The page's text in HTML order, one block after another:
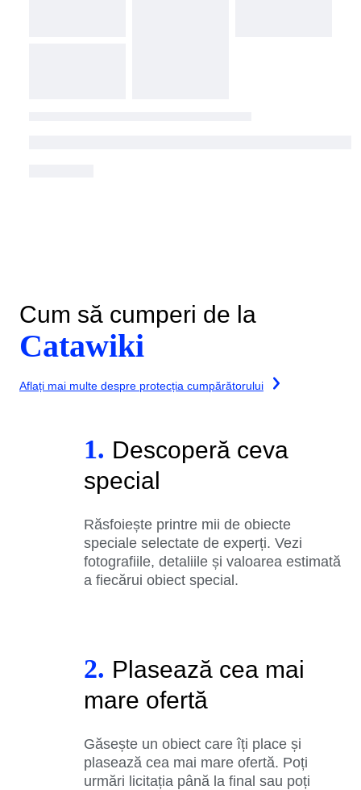
Cum să cumperi de la
Catawiki
Aflați mai multe despre protecția cumpărătorului
1. Descoperă ceva
special
Răsfoiește printre mii de obiecte
speciale selectate de experți. Vezi
fotografiile, detaliile și valoarea estimată
a fiecărui obiect special.
2. Plasează cea mai
mare ofertă
Găsește un obiect care îți place și
plasează cea mai mare ofertă. Poți
urmări licitația până la final sau poți